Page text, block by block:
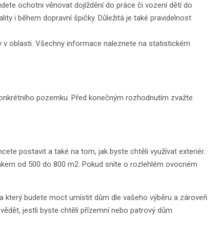
ochotni věnovat dojíždění do práce či vození dětí do
i během dopravní špičky. Důležitá je také pravidelnost
oblasti. Všechny informace naleznete na statistickém
pozemku. Před konečným rozhodnutím zvažte
postavit a také na tom, jak byste chtěli využívat exteriér.
od 500 do 800 m2. Pokud sníte o rozlehlém ovocném
který budete moct umístit dům dle vašeho výběru a zároveň
jestli byste chtěli přízemní nebo patrový dům.